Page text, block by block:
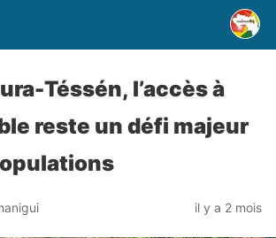
Téssén, l’accès à
reste un défi majeur
il y a 2 mois